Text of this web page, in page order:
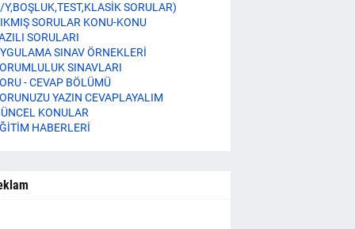
Y,BOŞLUK,TEST,KLASİK SORULAR)
SORULAR KONU-KONU
SORULARI
SINAV ÖRNEKLERİ
SINAVLARI
- CEVAP BÖLÜMÜ
YAZIN CEVAPLAYALIM
KONULAR
HABERLERİ